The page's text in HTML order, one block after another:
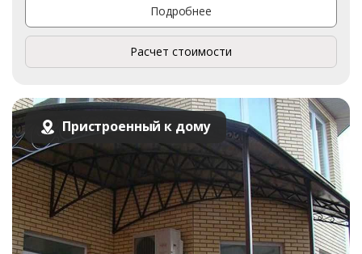
Подробнее
Расчет стоимости
Пристроенный к дому